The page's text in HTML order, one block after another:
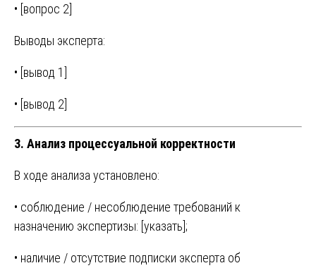
• [вопрос 2]
Выводы эксперта:
• [вывод 1]
• [вывод 2]
3. Анализ процессуальной корректности
В ходе анализа установлено:
• соблюдение / несоблюдение требований к
назначению экспертизы: [указать];
• наличие / отсутствие подписки эксперта об